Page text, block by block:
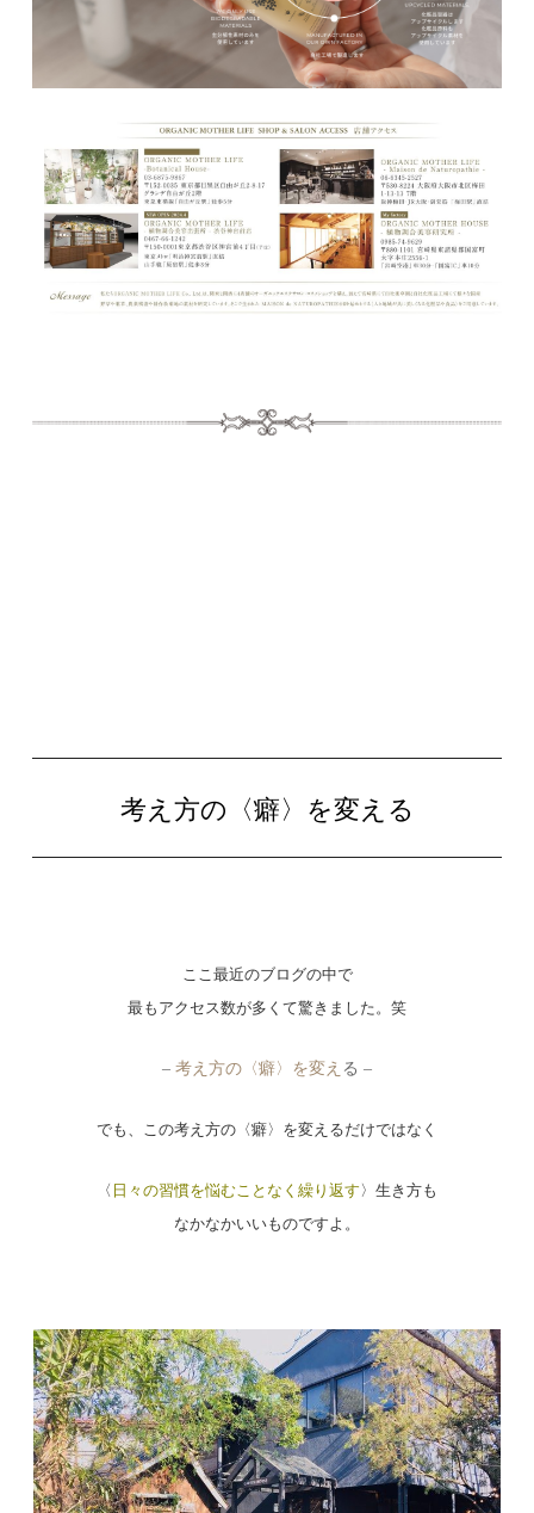
考え方の〈癖〉を変える
ここ最近のブログの中で
最もアクセス数が多くて驚きました。笑
– 考え方の〈癖〉を変え る –
でも、この考え方の〈癖〉を変えるだけではなく
〈 日々の習慣を悩むことなく繰り返す 〉生き方も
なかなかいいものですよ。